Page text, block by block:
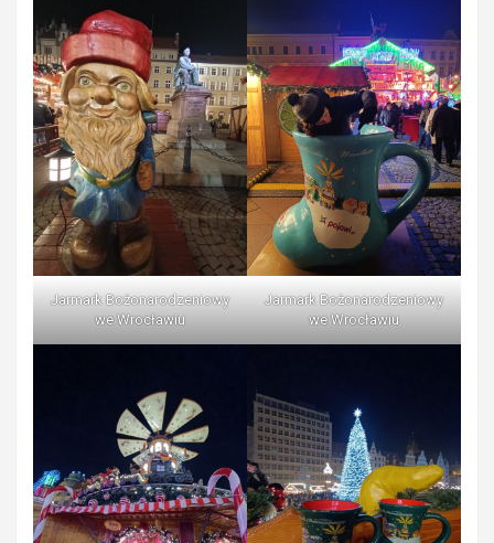
Jarmark Bożonarodzeniowy
we Wrocławiu
Jarmark Bożonarodzeniowy
we Wrocławiu